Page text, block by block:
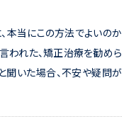
本当にこの方法でよいのか
われた、矯正治療を勧めら
聞いた場合、不安や疑問が